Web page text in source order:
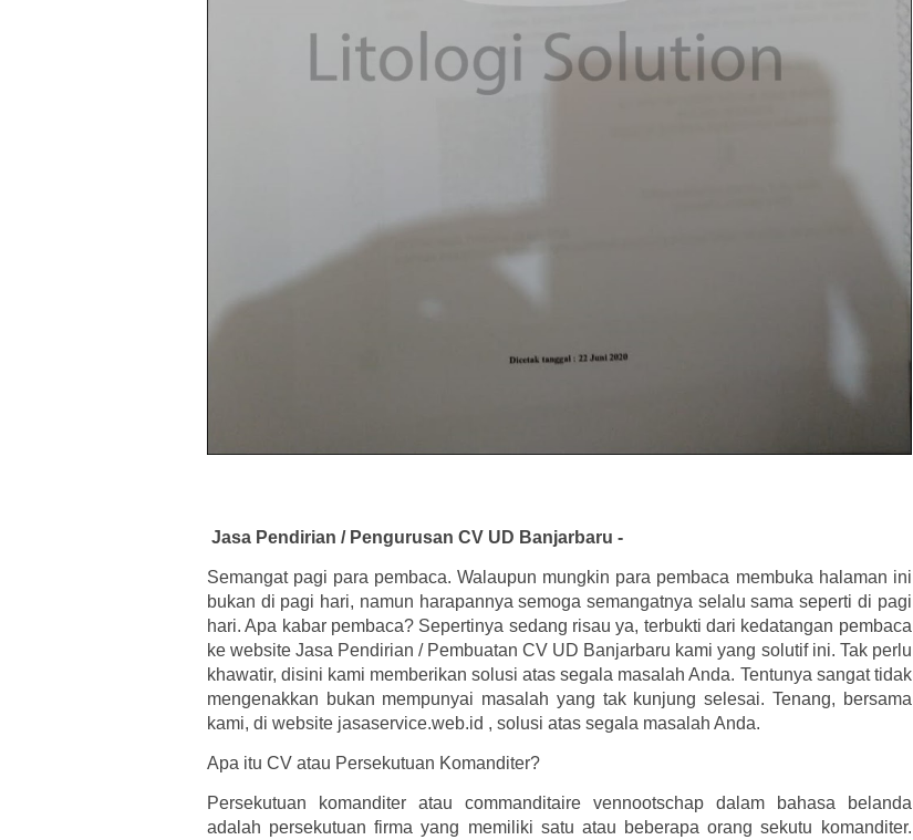
Jasa Pendirian / Pengurusan CV UD Banjarbaru -
Semangat pagi para pembaca. Walaupun mungkin para pembaca membuka halaman ini
bukan di pagi hari, namun harapannya semoga semangatnya selalu sama seperti di pagi
hari. Apa kabar pembaca? Sepertinya sedang risau ya, terbukti dari kedatangan pembaca
ke website Jasa Pendirian / Pembuatan CV UD Banjarbaru kami yang solutif ini. Tak perlu
khawatir, disini kami memberikan solusi atas segala masalah Anda. Tentunya sangat tidak
mengenakkan bukan mempunyai masalah yang tak kunjung selesai. Tenang, bersama
kami, di website jasaservice.web.id , solusi atas segala masalah Anda.
Apa itu CV atau Persekutuan Komanditer?
Persekutuan komanditer atau commanditaire vennootschap dalam bahasa belanda
adalah persekutuan firma yang memiliki satu atau beberapa orang sekutu komanditer.